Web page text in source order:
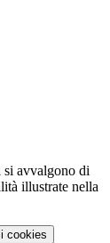
si avvalgono di
illustrate nella
i cookies